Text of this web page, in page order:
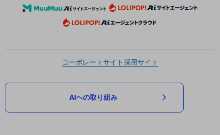
コーポレートサイト採用サイト
AIへの取り組み